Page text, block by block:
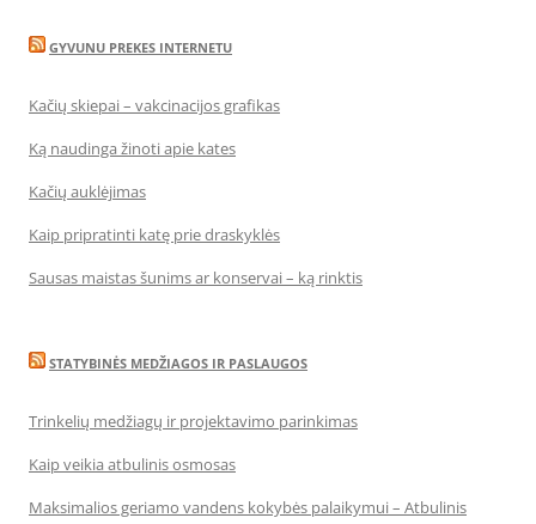
GYVUNU PREKES INTERNETU
Kačių skiepai – vakcinacijos grafikas
Ką naudinga žinoti apie kates
Kačių auklėjimas
Kaip pripratinti katę prie draskyklės
Sausas maistas šunims ar konservai – ką rinktis
STATYBINĖS MEDŽIAGOS IR PASLAUGOS
Trinkelių medžiagų ir projektavimo parinkimas
Kaip veikia atbulinis osmosas
Maksimalios geriamo vandens kokybės palaikymui – Atbulinis